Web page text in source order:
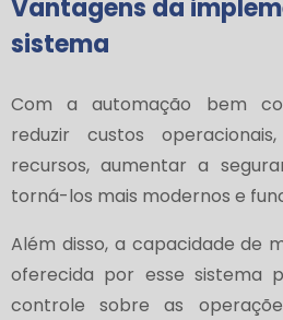
Vantagens da
sistema
Com a automação bem
reduzir custos
recursos, aumentar a
torná-los mais modernos e
Além disso, a capacidade de
oferecida por esse sistema
controle sobre as